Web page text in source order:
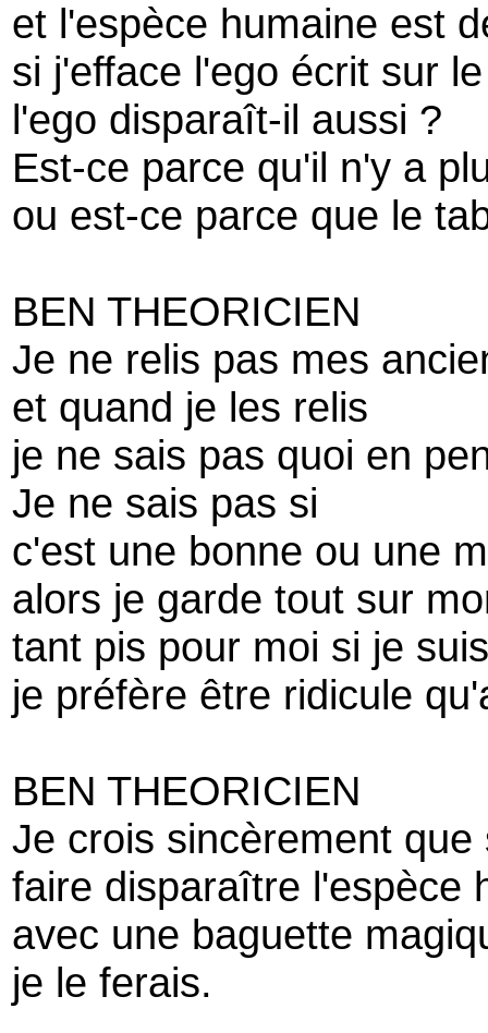
et l'espèce humaine est
si j'efface l'ego écrit sur
l'ego disparaît-il aussi ?
Est-ce parce qu'il n'y a
ou est-ce parce que le
BEN THEORICIEN
Je ne relis pas mes
et quand je les relis
je ne sais pas quoi en
Je ne sais pas si
c'est une bonne ou une
alors je garde tout sur
tant pis pour moi si je
je préfère être ridicule
BEN THEORICIEN
Je crois sincèrement que
faire disparaître l'espèce
avec une baguette
je le ferais.